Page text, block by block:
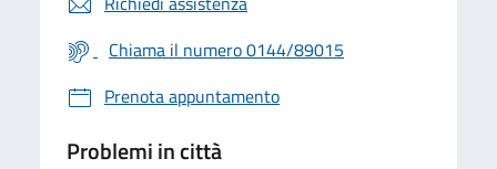
Chiama il numero 0144/89015
Prenota appuntamento
Problemi in città